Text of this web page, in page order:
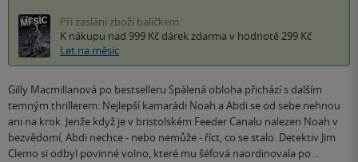
Při zaslání zboží balíčkem
K nákupu nad 999 Kč dárek zdarma v hodnotě 299 Kč
Let na měsíc
Gilly Macmillanová po bestselleru Spálená obloha přichází s dalším
temným thrillerem: Nejlepší kamarádi Noah a Abdi se od sebe nehnou
ani na krok. Jenže když je v bristolském Feeder Canalu nalezen Noah v
bezvědomí, Abdi nechce - nebo nemůže - říct, co se stalo. Detektiv Jim
Clemo si odbyl povinné volno, které mu šéfová naordinovala po…